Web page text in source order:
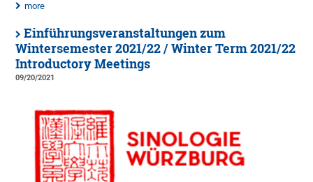
more
Einführungsveranstaltungen zum
Wintersemester 2021/22 / Winter Term 2021/22
Introductory Meetings
09/20/2021